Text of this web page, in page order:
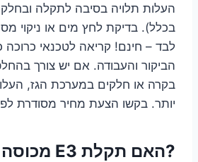
העלות תלויה בסיבה לתקלה
בכלל). בדיקת לחץ מים או ניקוי
לבד – חינם! קריאה לטכנאי כרוכה
הביקור והעבודה. אם יש צורך
בקרה או חלקים במערכת הגז,
יותר. בקשו הצעת מחיר מסודרת
?האם תקלת E3 מכוסה באחריות